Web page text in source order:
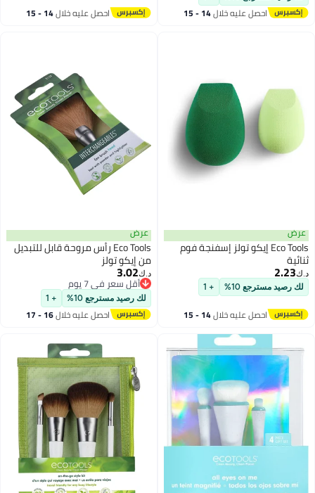
احصل عليه خلال 14 - 15 احصل عليه خلال 14 - 15
عرض
Eco Tools إيكو تولز إسفنجة فوم
ثنائية
د.ك‏2.23
لك رصيد مسترجع 10% + 1
احصل عليه خلال 14 - 15
عرض
Eco Tools رأس مروحة قابل للتبديل
من إيكو تولز
د.ك‏3.02
أقل سعر في 7 يوم
أقل سعر في 7 يوم
لك رصيد مسترجع 10% + 1
احصل عليه خلال 16 - 17